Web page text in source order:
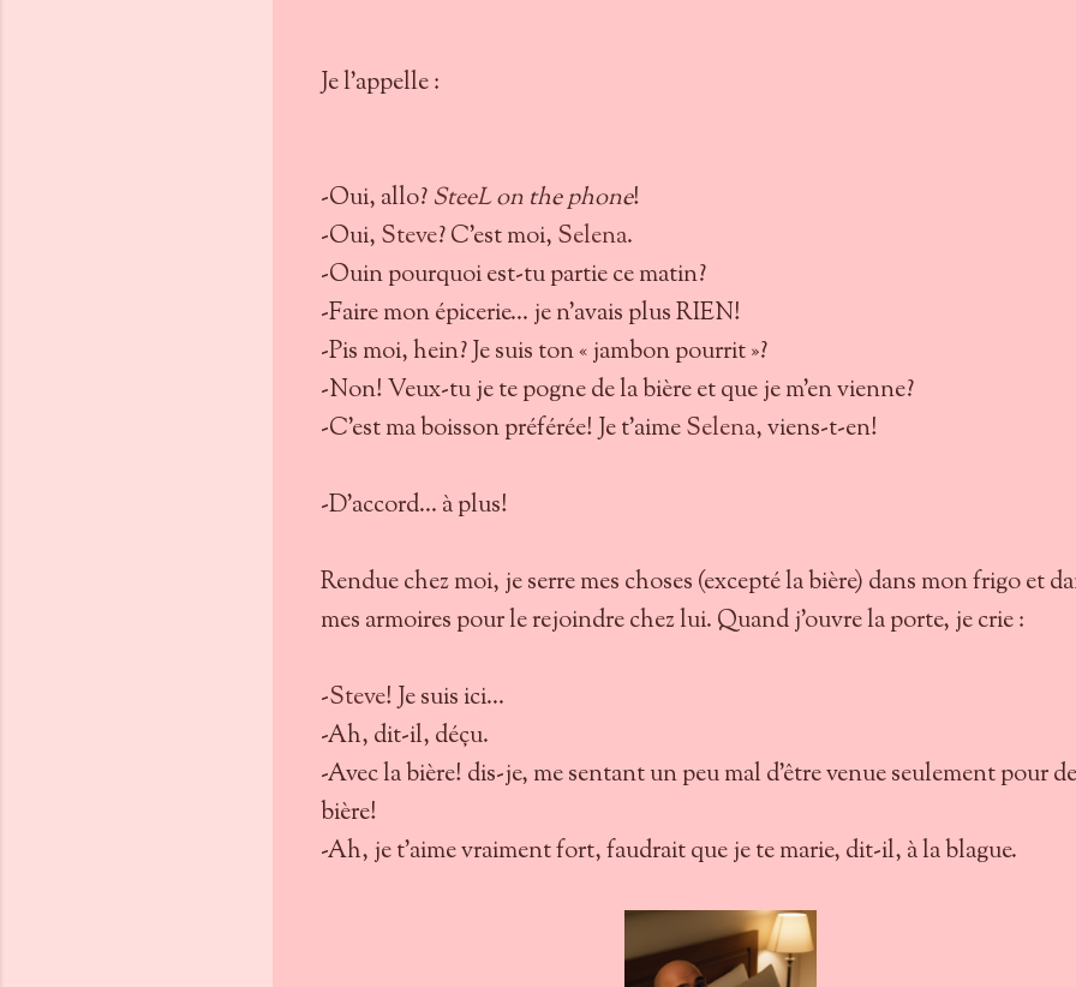
Je l’appelle :
-Oui, allo? SteeLon the phone!
-Oui, Steve? C’est moi, Selena.
-Ouin pourquoi est-tu partie ce matin?
-Faire mon épicerie… je n’avais plus RIEN!
-Pis moi, hein? Je suis ton « jambon pourrit »?
-Non! Veux-tu je te pogne de la bière et que je m’en vienne?
-C’est ma boisson préférée! Je t’aimeSelena, viens-t-en!
-D’accord… à plus!
Rendue chez moi, je serre mes choses (excepté la bière) dans mon frigo et
mes armoires pour le rejoindre chez lui. Quand j’ouvre la porte, je crie :
-Steve! Je suis ici…
-Ah, dit-il, déçu.
-Avec la bière! dis-je, me sentant un peu mal d’être venue seulement pour
bière!
-Ah, je t’aime vraiment fort, faudrait que je te marie, dit-il, à la blague.